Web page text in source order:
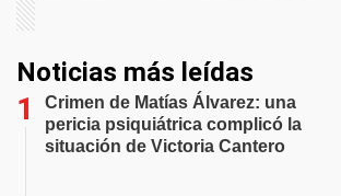
Noticias más leídas
Crimen de Matías Álvarez: una
pericia psiquiátrica complicó la
situación de Victoria Cantero